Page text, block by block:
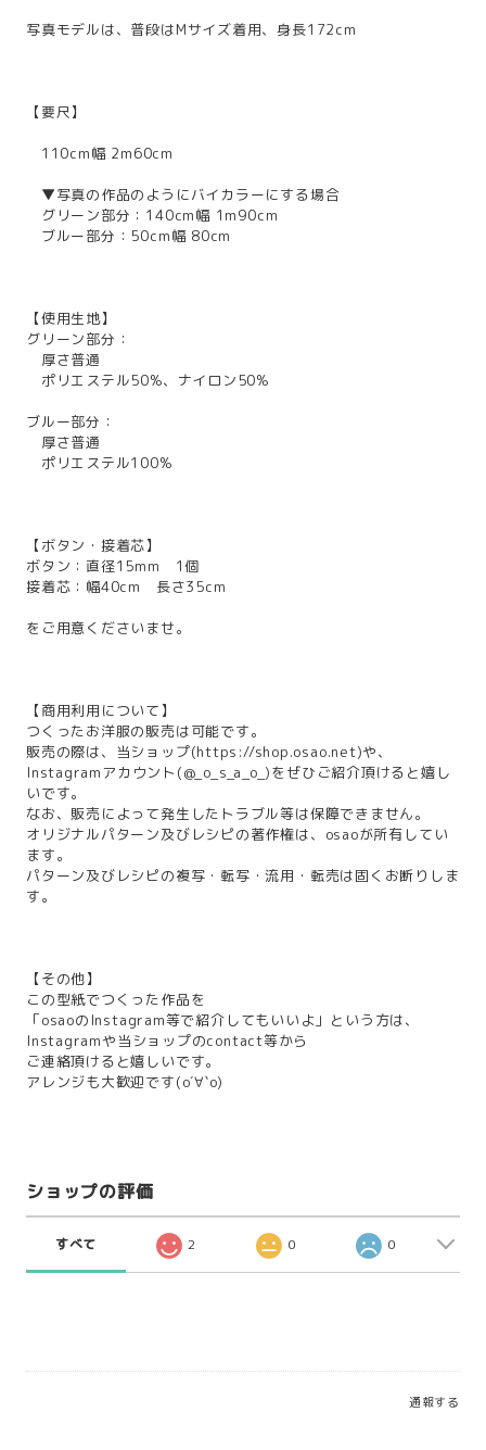
写真モデルは、普段はMサイズ着用、身長172cm
【要尺】
110cm幅 2m60cm
▼写真の作品のようにバイカラーにする場合
グリーン部分：140cm幅 1m90cm
ブルー部分：50cm幅 80cm
【使用生地】
グリーン部分：
厚さ普通
ポリエステル50%、ナイロン50%
ブルー部分：
厚さ普通
ポリエステル100%
【ボタン・接着芯】
ボタン：直径15mm 1個
接着芯：幅40cm 長さ35cm
をご用意くださいませ。
【商用利用について】
つくったお洋服の販売は可能です。
販売の際は、当ショップ(https://shop.osao.net)や、
Instagramアカウント(@_o_s_a_o_)をぜひご紹介頂けると嬉し
いです。
なお、販売によって発生したトラブル等は保障できません。
オリジナルパターン及びレシピの著作権は、osaoが所有してい
ます。
パターン及びレシピの複写・転写・流用・転売は固くお断りしま
す。
【その他】
この型紙でつくった作品を
「osaoのInstagram等で紹介してもいいよ」という方は、
Instagramや当ショップのcontact等から
ご連絡頂けると嬉しいです。
アレンジも大歓迎です(о´∀`о)
ショップの評価
すべて 2 0 0
通報する